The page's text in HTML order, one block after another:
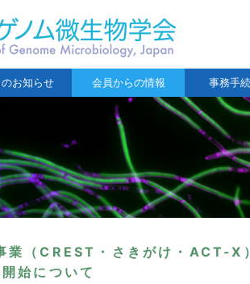
お知らせ 会員からの情報 事務手
業（CREST・さきがけ・ACT-
始について